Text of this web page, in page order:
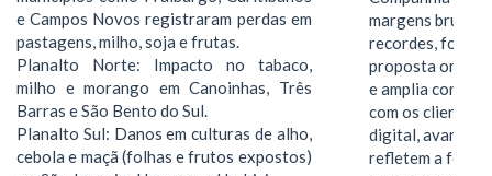
e Campos Novos registraram perdas em
pastagens, milho, soja e frutas.
Planalto Norte: Impacto no tabaco,
milho e morango em Canoinhas, Três
Barras e São Bento do Sul.
Planalto Sul: Danos em culturas de alho,
cebola e maçã (folhas e frutos expostos)
margens brutas
recordes,
proposta
e amplia
com os clientes
digital, avanços
refletem a força